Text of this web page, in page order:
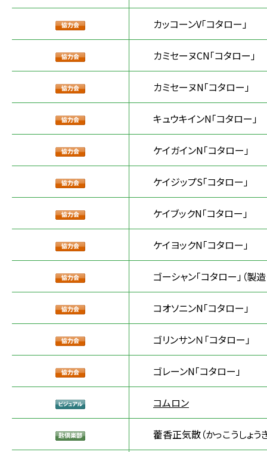
カッコーンV「コタロー」
カミセーヌCN「コタロー」
カミセーヌN「コタロー」
キュウキインN「コタロー」
ケイガインN「コタロー」
ケイジップS「コタロー」
ケイブックN「コタロー」
ケイヨックN「コタロー」
ゴーシャン「コタロー」（製
コオソニンN「コタロー」
ゴリンサンＮ「コタロー」
ゴレーンN「コタロー」
コムロン
藿香正気散（かっこうしょう